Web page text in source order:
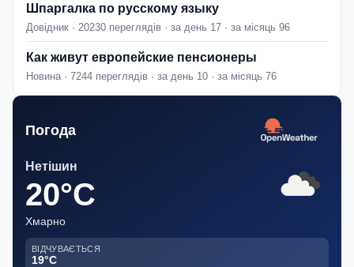
Шпаргалка по русскому языку
Довідник · 20230 переглядів · за день 17 · за місяць 96
Как живут европейские пенсионеры
Новина · 7244 переглядів · за день 10 · за місяць 76
Погода
Нетішин
20°C
Хмарно
ВІДЧУВАЄТЬСЯ
19°C